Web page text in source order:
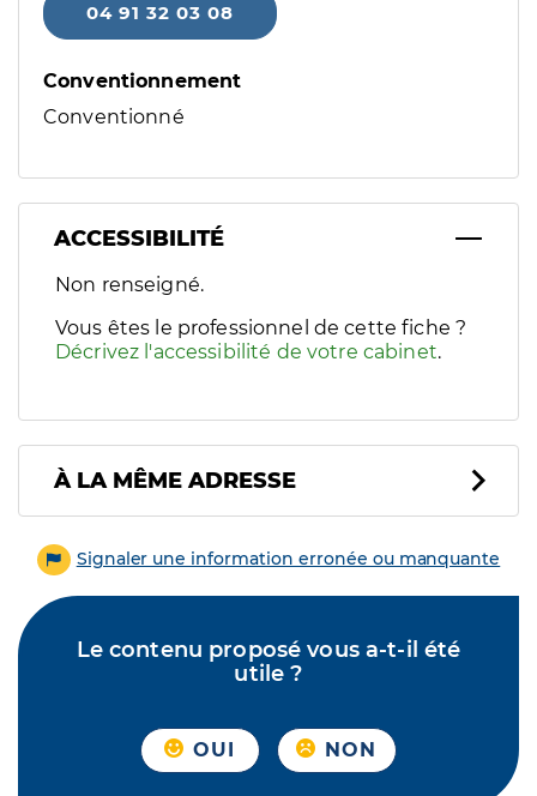
04 91 32 03 08
Conventionnement
Conventionné
ACCESSIBILITÉ
Filtres
Sélectionnez un ou plusieurs handicaps/besoins
Non renseigné.
Vous êtes le professionnel de cette fiche ?
Décrivez l'accessibilité de votre cabinet.
À LA MÊME ADRESSE
Signaler une information erronée ou manquante
Le contenu proposé vous a-t-il été
utile ?
OUI NON